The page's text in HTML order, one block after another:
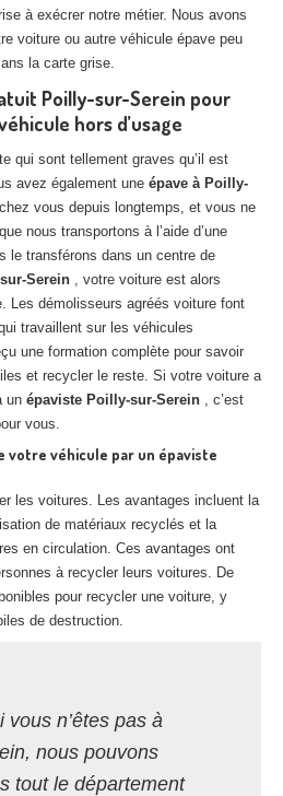
casse auto avec destruction
auto avec destruction
casse auto avec destruction
casse auto avec destruction
auto avec destruction
83 64 20 40
à exécrer notre métier. Nous avons
voiture ou autre véhicule épave peu
la carte grise.
Poilly-sur-Serein pour
hors d’usage
qui sont tellement graves qu’il est
avez également une épave à Poilly-
vous depuis longtemps, et vous ne
nous transportons à l’aide d’une
le transférons dans un centre de
Serein , votre voiture est alors
Les démolisseurs agréés voiture font
travaillent sur les véhicules
une formation complète pour savoir
et recycler le reste. Si votre voiture a
un épaviste Poilly-sur-Serein , c’est
vous.
votre véhicule par un épaviste
les voitures. Les avantages incluent la
de matériaux recyclés et la
en circulation. Ces avantages ont
à recycler leurs voitures. De
pour recycler une voiture, y
de destruction.
vous n’êtes pas à
nous pouvons
tout le département